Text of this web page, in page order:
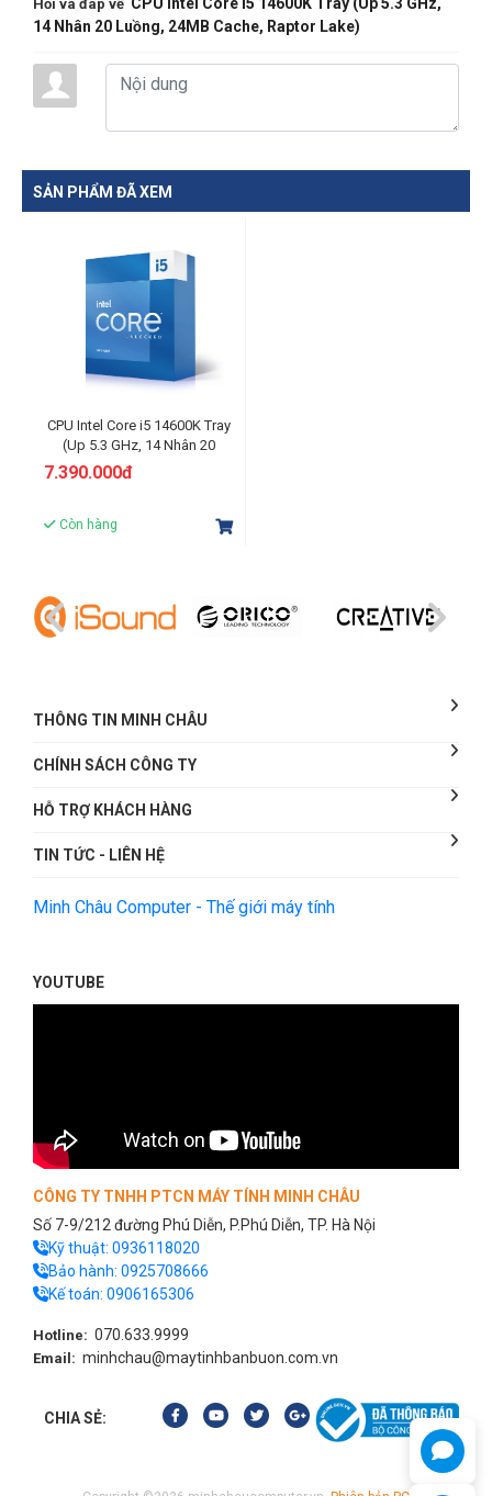
Nhân đồ họa tích hợp UHD Intel® UHD 770
bản
300 MHz
Phiên bản PCI Express
TDP
Hỏi và đáp về
14 Nhân 20 Luồng, 24MB Cache, Raptor Lake)
SẢN PHẨM ĐÃ XEM
CPU Intel Core i5 14600K Tray
(Up 5.3 GHz, 14 Nhân 20
Luồng, 24MB Cache, Raptor
Lake)
7.390.000đ
Còn hàng
THÔNG TIN MINH CHÂU
CHÍNH SÁCH CÔNG TY
HỖ TRỢ KHÁCH HÀNG
TIN TỨC - LIÊN HỆ
Minh Châu Computer - Thế giới máy tính
YOUTUBE
CÔNG TY TNHH PTCN MÁY TÍNH MINH CHÂU
Số 7-9/212 đường Phú Diễn, P.Phú Diễn, TP. Hà Nội
Kỹ thuật: 0936118020
Bảo hành: 0925708666
Kế toán: 0906165306
Hotline: 070.633.9999
Email: minhchau@maytinhbanbuon.com.vn
CHIA SẺ: